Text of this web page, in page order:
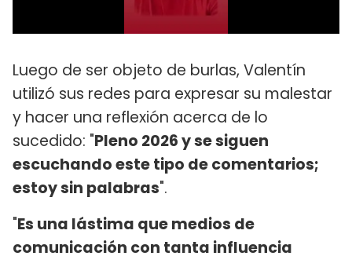
Luego de ser objeto de burlas, Valentín
utilizó sus redes para expresar su malestar
y hacer una reflexión acerca de lo
sucedido: "Pleno 2026 y se siguen
escuchando este tipo de comentarios;
estoy sin palabras".
"Es una lástima que medios de
comunicación con tanta influencia